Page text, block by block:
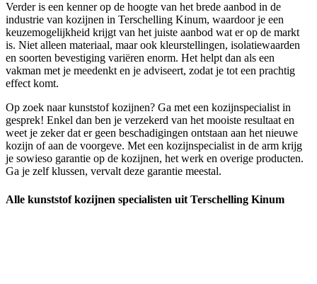
Verder is een kenner op de hoogte van het brede aanbod in de
industrie van kozijnen in Terschelling Kinum, waardoor je een
keuzemogelijkheid krijgt van het juiste aanbod wat er op de markt
is. Niet alleen materiaal, maar ook kleurstellingen, isolatiewaarden
en soorten bevestiging variëren enorm. Het helpt dan als een
vakman met je meedenkt en je adviseert, zodat je tot een prachtig
effect komt.
Op zoek naar kunststof kozijnen? Ga met een kozijnspecialist in
gesprek! Enkel dan ben je verzekerd van het mooiste resultaat en
weet je zeker dat er geen beschadigingen ontstaan aan het nieuwe
kozijn of aan de voorgeve. Met een kozijnspecialist in de arm krijg
je sowieso garantie op de kozijnen, het werk en overige producten.
Ga je zelf klussen, vervalt deze garantie meestal.
Alle kunststof kozijnen specialisten uit Terschelling Kinum